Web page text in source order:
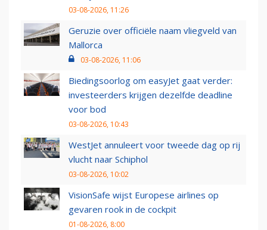
03-08-2026, 11:26
Geruzie over officiële naam vliegveld van
Mallorca
03-08-2026, 11:06
Biedingsoorlog om easyJet gaat verder:
investeerders krijgen dezelfde deadline
voor bod
03-08-2026, 10:43
WestJet annuleert voor tweede dag op rij
vlucht naar Schiphol
03-08-2026, 10:02
VisionSafe wijst Europese airlines op
gevaren rook in de cockpit
01-08-2026, 8:00